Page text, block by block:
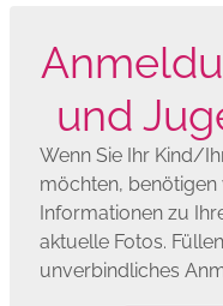
und
Wenn Sie Ihr Kind/
möchten,
Informationen zu
aktuelle Fotos.
unverbindliches